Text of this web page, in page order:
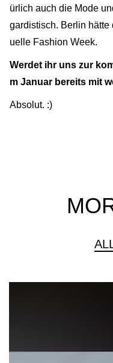
ürlich auch die Mode
gardistisch. Berlin
uelle Fashion Week.
Werdet ihr uns zur
m Januar bereits mit
Absolut. :)